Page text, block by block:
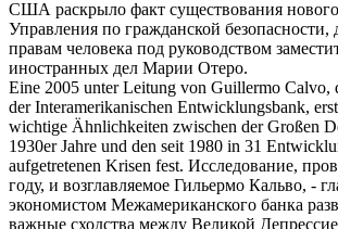
США раскрыло факт существования нового
Управления по гражданской безопасности,
правам человека под руководством
иностранных дел Марии Отеро.
Eine 2005 unter Leitung von Guillermo Calvo,
der Interamerikanischen Entwicklungsbank,
wichtige Ähnlichkeiten zwischen der Großen
1930er Jahre und den seit 1980 in 31
aufgetretenen Krisen fest. Исследование,
году, и возглавляемое Гильермо Кальво, -
экономистом Межамериканского банка
важные сходства между Великой